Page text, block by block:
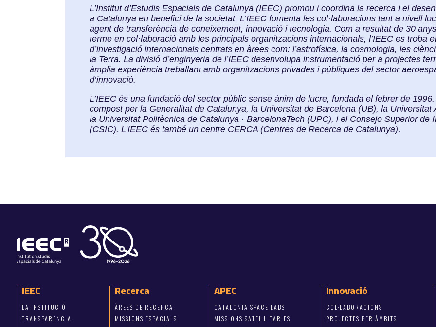
L’Institut d’Estudis Espacials de Catalunya (IEEC) promou i coordina la recerca i el
a Catalunya en benefici de la societat. L’IEEC fomenta les col·laboracions tant a nivell
agent de transferència de coneixement, innovació i tecnologia. Com a resultat de 30
terme en col·laboració amb les principals organitzacions internacionals, l’IEEC es troba
d’investigació internacionals centrats en àrees com: l’astrofísica, la cosmologia, les
la Terra. La divisió d’enginyeria de l’IEEC desenvolupa instrumentació per a projectes
àmplia experiència treballant amb organitzacions privades i públiques del sector
d’innovació.
L’IEEC és una fundació del sector públic sense ànim de lucre, fundada el febrer de
compost per la Generalitat de Catalunya, la Universitat de Barcelona (UB), la Universitat
la Universitat Politècnica de Catalunya · BarcelonaTech (UPC), i el Consejo Superior de
(CSIC). L’IEEC és també un centre CERCA (Centres de Recerca de Catalunya).
IEEC
LA INSTITUCIÓ
TRANSPARÈNCIA
Recerca
ÀREES DE RECERCA
MISSIONS ESPACIALS
APEC
CATALONIA SPACE LABS
MISSIONS SATEL·LITÀRIES
Innovació
COL·LABORACIONS
PROJECTES PER ÀMBITS